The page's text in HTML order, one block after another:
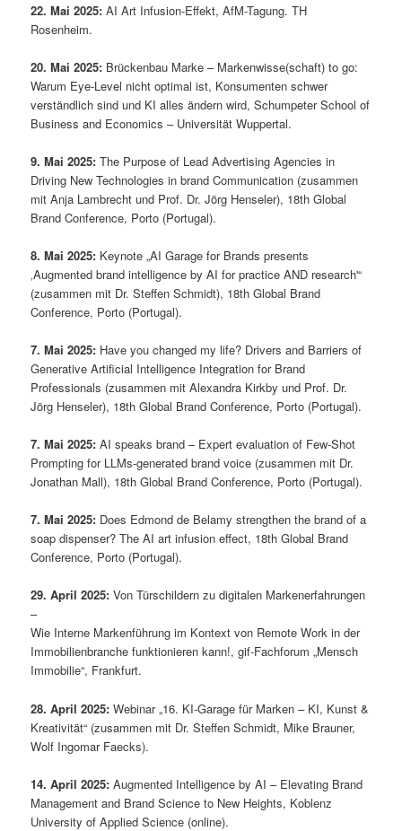
22. Mai 2025: AI Art Infusion-Effekt, AfM-Tagung. TH
Rosenheim.
20. Mai 2025: Brückenbau Marke – Markenwisse(schaft) to go:
Warum Eye-Level nicht optimal ist, Konsumenten schwer
verständlich sind und KI alles ändern wird, Schumpeter School of
Business and Economics – Universität Wuppertal.
9. Mai 2025: The Purpose of Lead Advertising Agencies in
Driving New Technologies in brand Communication (zusammen
mit Anja Lambrecht und Prof. Dr. Jörg Henseler), 18th Global
Brand Conference, Porto (Portugal).
8. Mai 2025: Keynote „AI Garage for Brands presents
‚Augmented brand intelligence by AI for practice AND research'“
(zusammen mit Dr. Steffen Schmidt), 18th Global Brand
Conference, Porto (Portugal).
7. Mai 2025: Have you changed my life? Drivers and Barriers of
Generative Artificial Intelligence Integration for Brand
Professionals (zusammen mit Alexandra Kirkby und Prof. Dr.
Jörg Henseler), 18th Global Brand Conference, Porto (Portugal).
7. Mai 2025: AI speaks brand – Expert evaluation of Few-Shot
Prompting for LLMs-generated brand voice (zusammen mit Dr.
Jonathan Mall), 18th Global Brand Conference, Porto (Portugal).
7. Mai 2025: Does Edmond de Belamy strengthen the brand of a
soap dispenser? The AI art infusion effect, 18th Global Brand
Conference, Porto (Portugal).
29. April 2025: Von Türschildern zu digitalen Markenerfahrungen
–
Wie Interne Markenführung im Kontext von Remote Work in der
Immobilienbranche funktionieren kann!, gif-Fachforum „Mensch
Immobilie“, Frankfurt.
28. April 2025: Webinar „16. KI-Garage für Marken – KI, Kunst &
Kreativität“ (zusammen mit Dr. Steffen Schmidt, Mike Brauner,
Wolf Ingomar Faecks).
14. April 2025: Augmented Intelligence by AI – Elevating Brand
Management and Brand Science to New Heights, Koblenz
University of Applied Science (online).